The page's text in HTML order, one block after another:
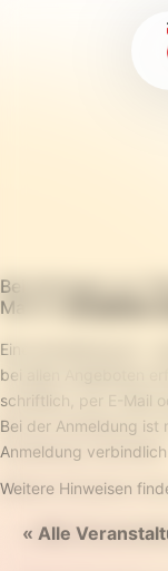
Bei Anfragen zur
Mail an
Eine Anmeldung ist –
bei allen Angeboten
schriftlich, per E-Mail
Bei der Anmeldung ist
Anmeldung verbindlich.
Weitere Hinweisen
« Alle